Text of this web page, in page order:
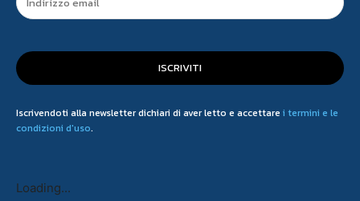
ISCRIVITI
Iscrivendoti alla newsletter dichiari di aver letto e accettare i termini e le
condizioni d'uso.
Loading...